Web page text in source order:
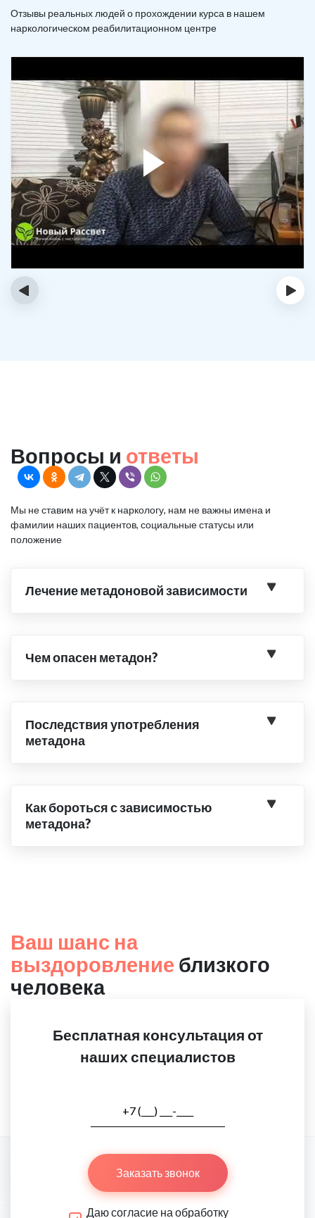
Отзывы реальных людей о прохождении курса в нашем
наркологическом реабилитационном центре
‹ ›
Вопросы и ответы
Мы не ставим на учёт к наркологу, нам не важны имена и
фамилии наших пациентов, социальные статусы или
положение
Лечение метадоновой зависимости
Чем опасен метадон?
Последствия употребления
метадона
Как бороться с зависимостью
метадона?
Ваш шанс на
выздоровление близкого
человека
Бесплатная консультация от
наших специалистов
Заказать звонок
Даю согласие на обработку